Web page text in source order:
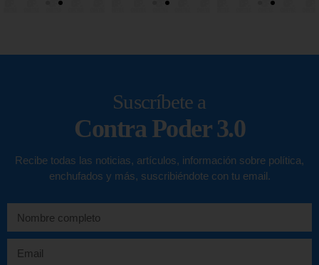
Suscríbete a
Contra Poder 3.0
Recibe todas las noticias, artículos, información sobre política,
enchufados y más, suscribiéndote con tu email.